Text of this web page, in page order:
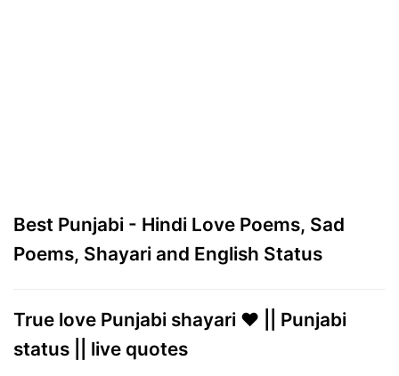
Best Punjabi - Hindi Love Poems, Sad
Poems, Shayari and English Status
True love Punjabi shayari ❤️ || Punjabi
status || live quotes